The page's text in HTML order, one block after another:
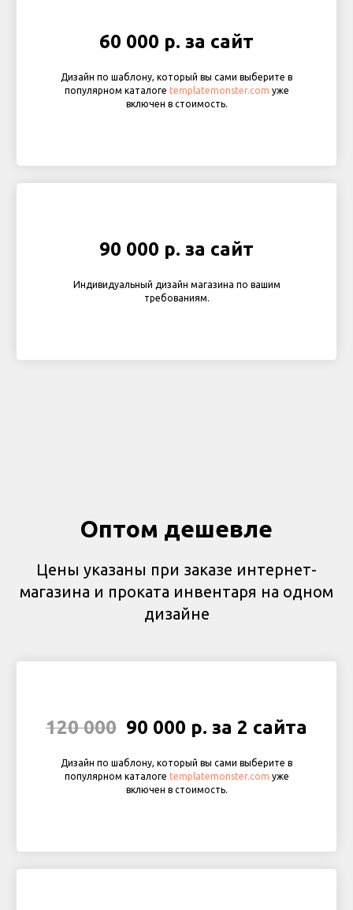
60 000 р. за сайт
Дизайн по шаблону, который вы сами выберите в
популярном каталоге templatemonster.com уже
включен в стоимость.
90 000 р. за сайт
Индивидуальный дизайн магазина по вашим
требованиям.
Оптом дешевле
Цены указаны при заказе интернет-
магазина и проката инвентаря на одном
дизайне
120 000 90 000 р. за 2 сайта
Дизайн по шаблону, который вы сами выберите в
популярном каталоге templatemonster.com уже
включен в стоимость.